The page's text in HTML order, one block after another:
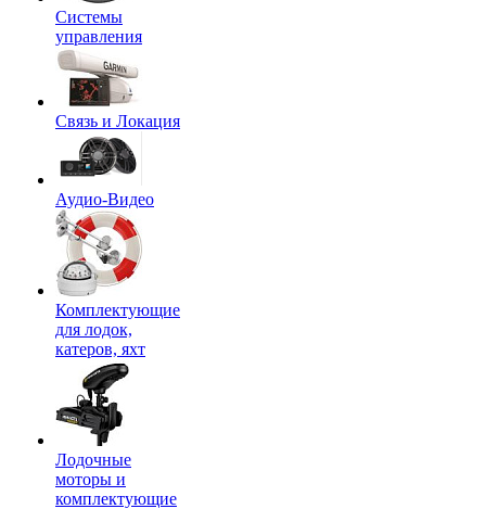
Системы
управления
Связь и Локация
Аудио-Видео
Комплектующие
для лодок,
катеров, яхт
Лодочные
моторы и
комплектующие